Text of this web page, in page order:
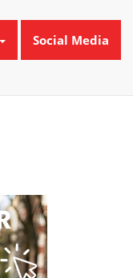
Social Media